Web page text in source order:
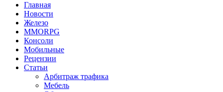
Главная
Новости
Железо
MMORPG
Консоли
Мобильные
Рецензии
Статьи
Арбитраж трафика
Мебель